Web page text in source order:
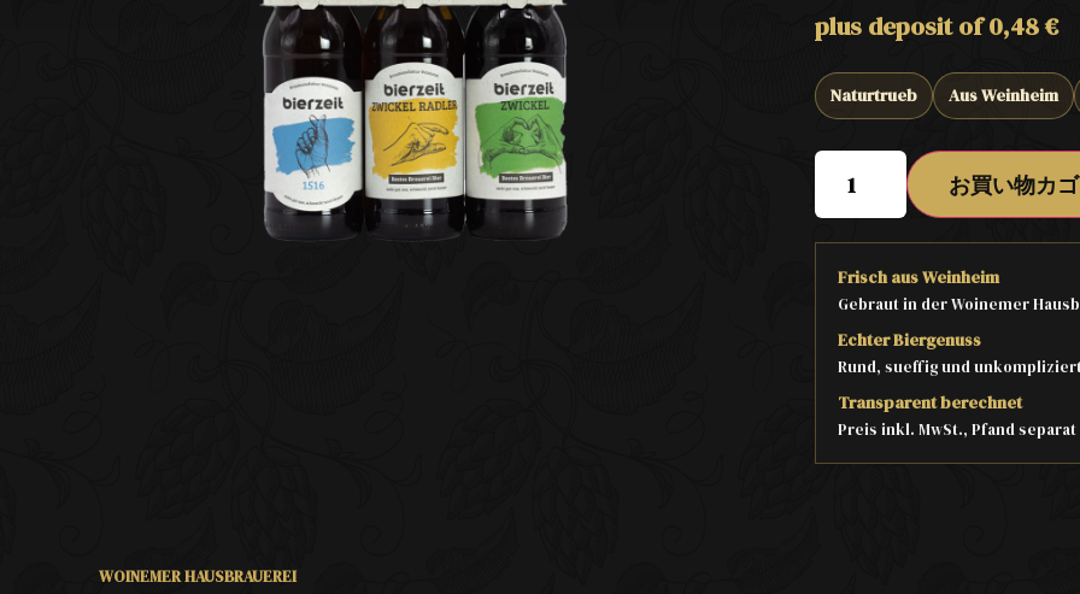
plus deposit of0,48€
Naturtrueb Aus Weinheim
お買い物カ
Frisch aus Weinheim
Gebraut in der Woinemer
Echter Biergenuss
Rund, sueffig und
Transparent berechnet
Preis inkl. MwSt., Pfand
WOINEMER HAUSBRAUEREI